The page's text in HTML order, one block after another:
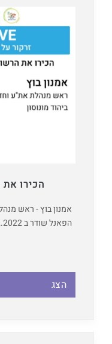
הכירו את
אמנון בוץ - ראש
הפאנל שודר ב 12.2022
הצג